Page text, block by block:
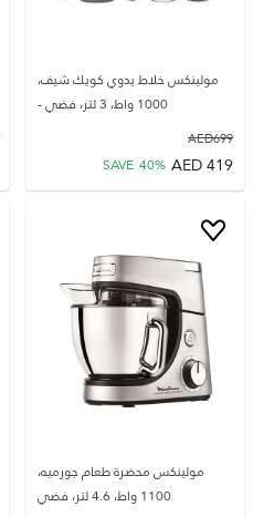
مولينكس خلاط يدوي كويك شيف،
1000 واط، 3 لتر، فضي -
699
AED
419
AED
SAVE 40%
مولينكس محضرة طعام جورميه،
1100 واط، 4.6 لتر، فضي